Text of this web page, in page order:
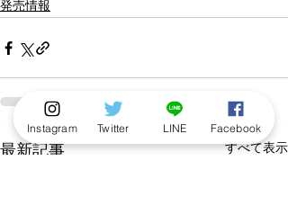
発売情報
最新記事 すべて表示
Instagram Twitter LINE Facebook